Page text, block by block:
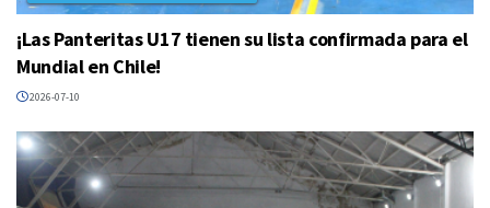
¡Las Panteritas U17 tienen su lista confirmada para el
Mundial en Chile!
2026-07-10